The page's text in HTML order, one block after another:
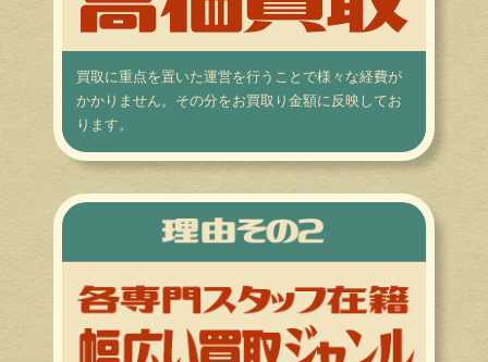
買取に重点を置いた運営を行うことで様々な経費が
かかりません。その分をお買取り金額に反映してお
ります。